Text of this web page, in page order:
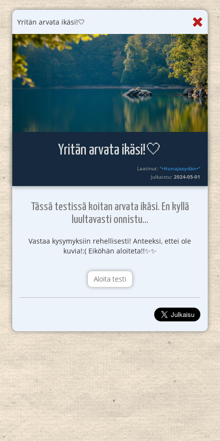
Yritän arvata ikäsi!🤍
Yritän arvata ikäsi!🤍
Laatinut:°•Hunajasydän•°
Julkaistu:2024-05-01
Tässä testissä koitan arvata ikäsi. En kyllä
luultavasti onnistu...
Vastaa kysymyksiin rehellisesti! Anteeksi, ettei ole
kuvia!:( Eiköhän aloiteta!!✨✨
Aloita testi